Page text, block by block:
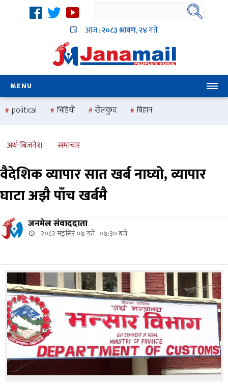
आज :२०८३ श्रावण, २४गते
MENU
political भिडियो खेलकुद
बिहान
national
health
अर्थ-बिजनेश समाचार
वैदेशिक व्यापार सात खर्ब नाघ्यो, व्यापार
घाटा अझै पाँच खर्बमै
जनमेल संवाददाता
२०८२ मङ्सिर ०७ गते ०७:३० बजे